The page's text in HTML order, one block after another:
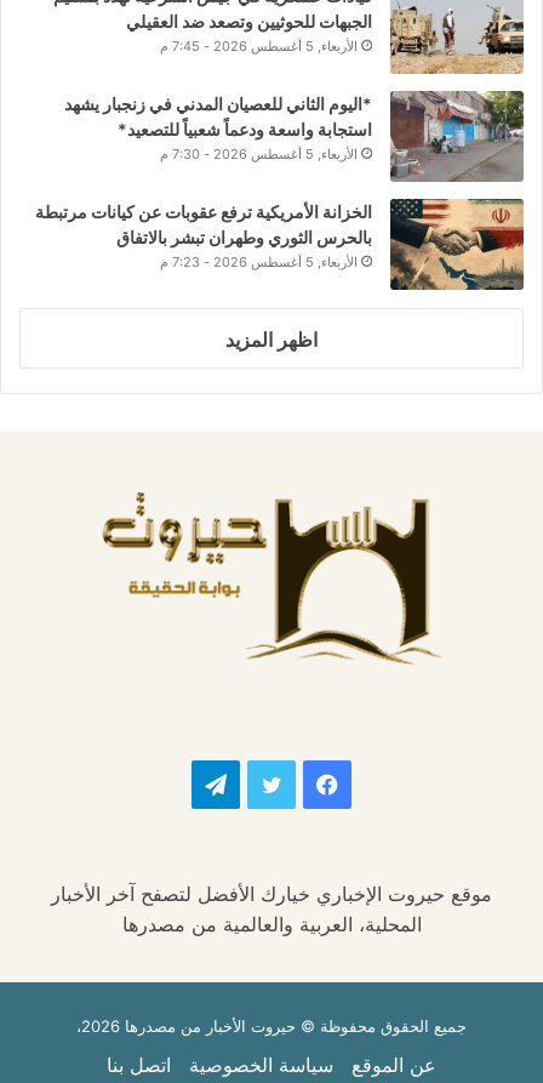
الجبهات للحوثيين وتصعد ضد العقيلي
الأربعاء, 5 أغسطس 2026 - 7:45 م
*اليوم الثاني للعصيان المدني في زنجبار يشهد
استجابة واسعة ودعماً شعبياً للتصعيد*
الأربعاء, 5 أغسطس 2026 - 7:30 م
الخزانة الأمريكية ترفع عقوبات عن كيانات مرتبطة
بالحرس الثوري وطهران تبشر بالاتفاق
الأربعاء, 5 أغسطس 2026 - 7:23 م
اظهر المزيد
فيسبوك تويتر تيلقرام
موقع حيروت الإخباري خيارك الأفضل لتصفح آخر الأخبار
المحلية، العربية والعالمية من مصدرها
جميع الحقوق محفوظة © حيروت الأخبار من مصدرها 2026،
عن الموقع سياسة الخصوصية اتصل بنا